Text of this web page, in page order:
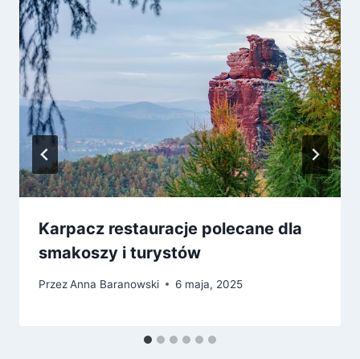
Karpacz restauracje polecane dla
smakoszy i turystów
PrzezAnna Baranowski 6 maja, 2025